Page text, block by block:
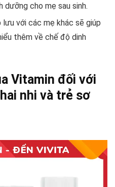
dưỡng cho mẹ sau sinh.
lưu với các mẹ khác sẽ giúp
thêm về chế độ dinh
Vitamin đối với
nhi và trẻ sơ